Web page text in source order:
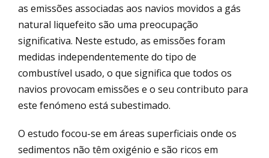
as emissões associadas aos navios movidos a gás
natural liquefeito são uma preocupação
significativa. Neste estudo, as emissões foram
medidas independentemente do tipo de
combustível usado, o que significa que todos os
navios provocam emissões e o seu contributo para
este fenómeno está subestimado.
O estudo focou-se em áreas superficiais onde os
sedimentos não têm oxigénio e são ricos em